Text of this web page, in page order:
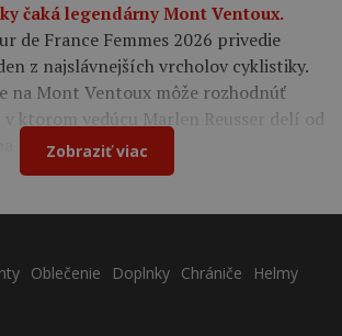
čaká legendárny Mont Ventoux.
de France Femmes 2026 privedie
z najslávnejších vrcholov cyklistiky.
na Mont Ventoux môže rozhodnúť
v ktorom vedúcu Marlen Reusser delí od
12 sekúnd.
Zobraziť viac
Oblečenie Doplnky Chrániče
Helmy